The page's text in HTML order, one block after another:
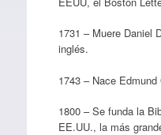
1731 – Muere Daniel
inglés.
1743 – Nace
1800 – Se funda la
EE.UU., la más